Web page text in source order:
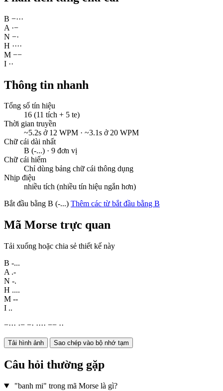
B −···
A ·−
N −·
H ····
M −−
I ··
Thông tin nhanh
Tổng số tín hiệu
16 (11 tích + 5 te)
Thời gian truyền
~5.2s ở 12 WPM · ~3.1s ở 20 WPM
Chữ cái dài nhất
B (-...) · 9 đơn vị
Chữ cái hiếm
Chỉ dùng bảng chữ cái thông dụng
Nhịp điệu
nhiều tích (nhiều tín hiệu ngắn hơn)
Bắt đầu bằng B (-...) Thêm các từ bắt đầu bằng B
Mã Morse trực quan
Tải xuống hoặc chia sẻ thiết kế này
B -...
A .-
N -.
H ....
M --
I ..
−··· ·− −· ···· −− ··
Tải hình ảnh Sao chép vào bộ nhớ tạm
Câu hỏi thường gặp
"banh mi" trong mã Morse là gì?